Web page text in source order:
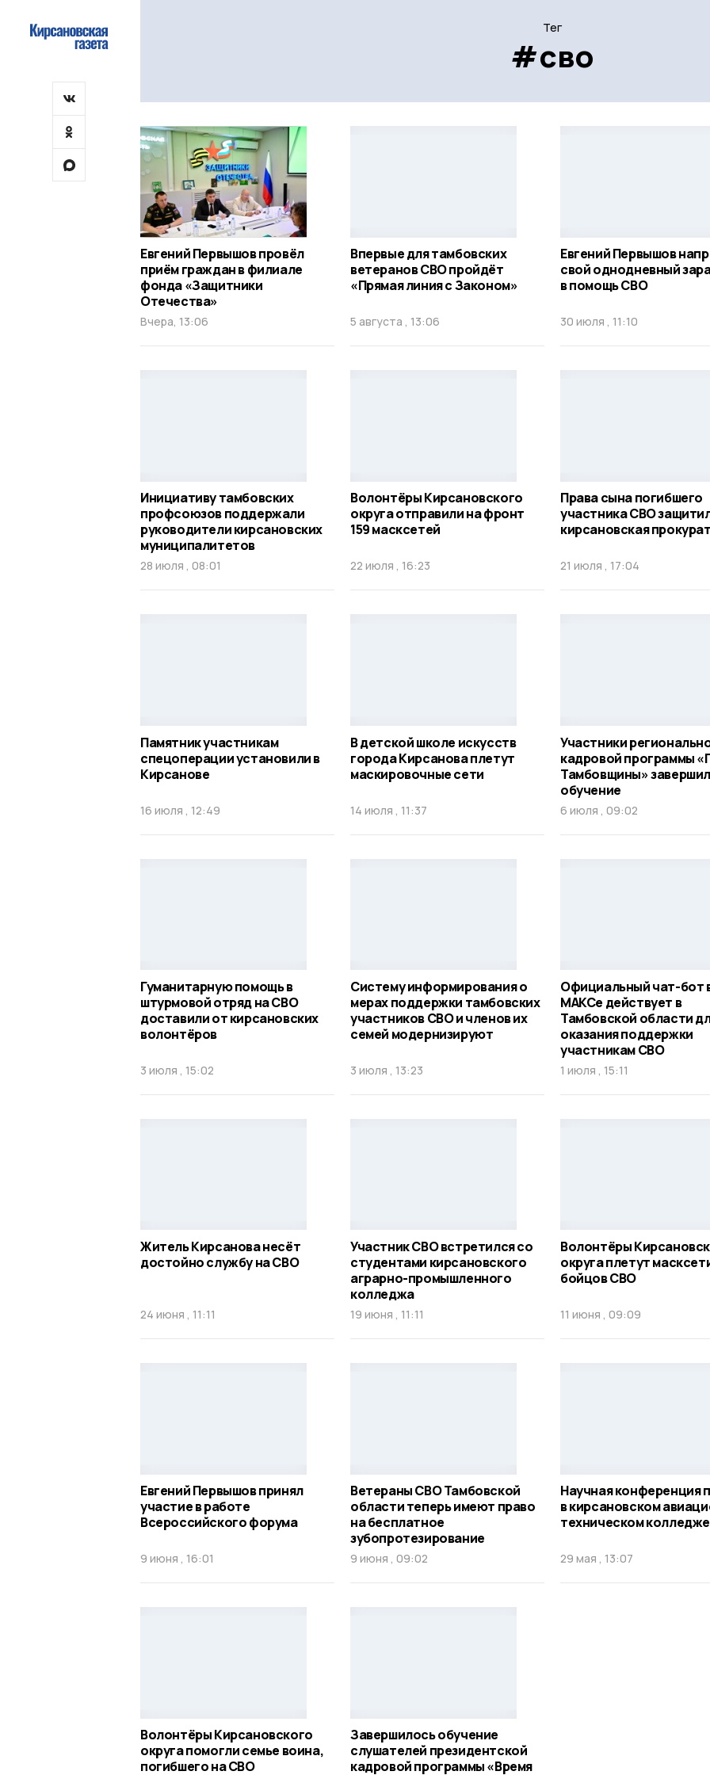
Тег
#сво
Евгений Первышов провёл
приём граждан в филиале
фонда «Защитники
Отечества»
Вчера, 13:06
Впервые для тамбовских
ветеранов СВО пройдёт
«Прямая линия с Законом»
5 августа , 13:06
Евгений Первышов
свой однодневный
в помощь СВО
30 июля , 11:10
Инициативу тамбовских
профсоюзов поддержали
руководители кирсановских
муниципалитетов
28 июля , 08:01
Волонтёры Кирсановского
округа отправили на фронт
159 масксетей
22 июля , 16:23
Права сына погибшего
участника СВО
кирсановская
21 июля , 17:04
Памятник участникам
спецоперации установили в
Кирсанове
16 июля , 12:49
В детской школе искусств
города Кирсанова плетут
маскировочные сети
14 июля , 11:37
Участники
кадровой программы
Тамбовщины»
обучение
6 июля , 09:02
Гуманитарную помощь в
штурмовой отряд на СВО
доставили от кирсановских
волонтёров
3 июля , 15:02
Систему информирования о
мерах поддержки тамбовских
участников СВО и членов их
семей модернизируют
3 июля , 13:23
Официальный чат-бот
МАКСе действует в
Тамбовской области
оказания поддержки
участникам СВО
1 июля , 15:11
Житель Кирсанова несёт
достойно службу на СВО
24 июня , 11:11
Участник СВО встретился со
студентами кирсановского
аграрно-промышленного
колледжа
19 июня , 11:11
Волонтёры
округа плетут
бойцов СВО
11 июня , 09:09
Евгений Первышов принял
участие в работе
Всероссийского форума
9 июня , 16:01
Ветераны СВО Тамбовской
области теперь имеют право
на бесплатное
зубопротезирование
9 июня , 09:02
Научная конференция
в кирсановском
техническом колледже
29 мая , 13:07
Волонтёры Кирсановского
округа помогли семье воина,
погибшего на СВО
Завершилось обучение
слушателей президентской
кадровой программы «Время